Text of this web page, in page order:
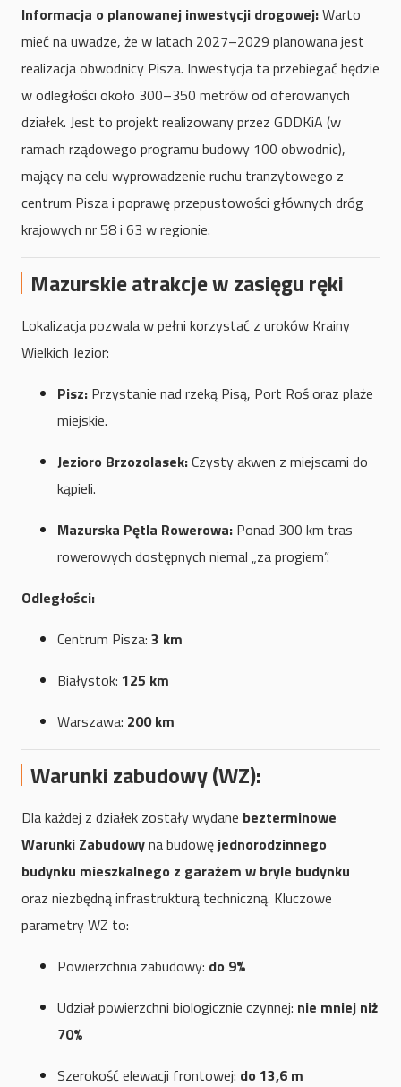
Informacja o planowanej inwestycji drogowej:Warto
mieć na uwadze, że w latach 2027–2029 planowana jest
realizacja obwodnicy Pisza. Inwestycja ta przebiegać będzie
w odległości około 300–350 metrów od oferowanych
działek. Jest to projekt realizowany przez GDDKiA (w
ramach rządowego programu budowy 100 obwodnic),
mający na celu wyprowadzenie ruchu tranzytowego z
centrum Pisza i poprawę przepustowości głównych dróg
krajowych nr 58 i 63 w regionie.
Mazurskie atrakcje w zasięgu ręki
Lokalizacja pozwala w pełni korzystać z uroków Krainy
Wielkich Jezior:
Pisz: Przystanie nad rzeką Pisą, Port Roś oraz plaże
miejskie.
Jezioro Brzozolasek:Czysty akwen z miejscami do
kąpieli.
Mazurska Pętla Rowerowa: Ponad 300 km tras
rowerowych dostępnych niemal „za progiem”.
Odległości:
Centrum Pisza: 3 km
Białystok: 125 km
Warszawa: 200 km
Warunki zabudowy (WZ):
Dla każdej z działek zostały wydane bezterminowe
Warunki Zabudowyna budowęjednorodzinnego
budynku mieszkalnego z garażem w bryle budynku
oraz niezbędną infrastrukturą techniczną. Kluczowe
parametry WZ to:
Powierzchnia zabudowy: do 9%
Udział powierzchni biologicznie czynnej: nie mniej niż
70%
Szerokość elewacji frontowej: do 13,6 m